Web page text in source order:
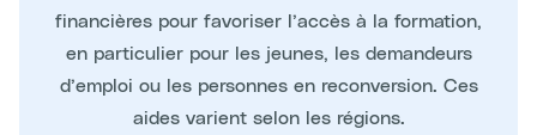
financières pour favoriser l’accès à la formation,
en particulier pour les jeunes, les demandeurs
d’emploi ou les personnes en reconversion. Ces
aides varient selon les régions.